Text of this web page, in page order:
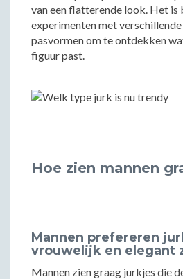
van een flatterende look. Het
experimenten met
pasvormen om te ontdekken
figuur past.
Hoe zien mannen
Mannen prefereren
vrouwelijk en elegant
Mannen zien graag jurkjes die